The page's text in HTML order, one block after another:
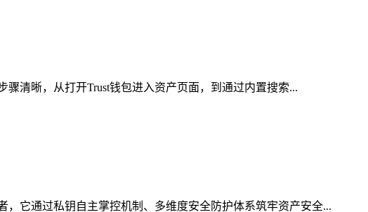
清晰，从打开Trust钱包进入资产页面，到通过内置搜索...
它通过私钥自主掌控机制、多维度安全防护体系筑牢资产安全...